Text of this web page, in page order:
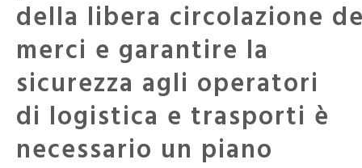
della libera circolazione
merci e garantire la
sicurezza agli operatori
di logistica e trasporti è
necessario un piano